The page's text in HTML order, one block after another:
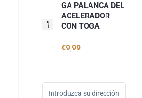
GA PALANCA DEL
ACELERADOR
CON TOGA
€9,99